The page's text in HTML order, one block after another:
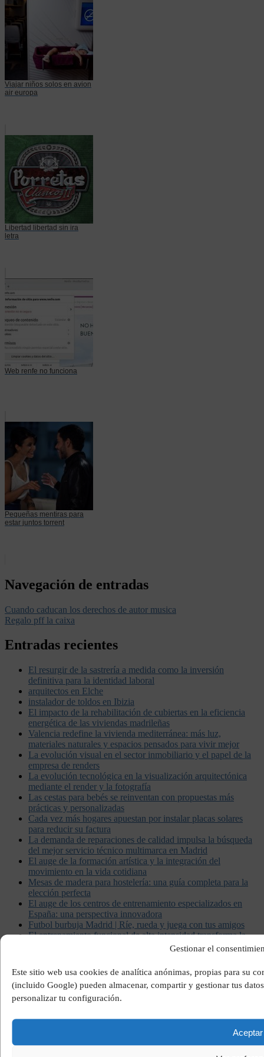
Gestionar el
Este sitio web usa cookies de analítica anónimas, propias para su
(incluido Google) pueden almacenar, compartir y gestionar tus
personalizar tu configuración.
Aceptar
Viajar niños solos en avion
air europa
Libertad libertad sin ira
letra
Web renfe no funciona
Pequeñas mentiras para
estar juntos torrent
Navegación de entradas
Cuando caducan los derechos de autor musica
Regalo pff la caixa
Entradas recientes
El resurgir de la sastrería a medida como la inversión
definitiva para la identidad laboral
arquitectos en Elche
instalador de toldos en Ibizia
El impacto de la rehabilitación de cubiertas en la eficiencia
energética de las viviendas madrileñas
Valencia redefine la vivienda mediterránea: más luz,
materiales naturales y espacios pensados para vivir mejor
La evolución visual en el sector inmobiliario y el papel de la
empresa de renders
La evolución tecnológica en la visualización arquitectónica
mediante el render y la fotografía
Las cestas para bebés se reinventan con propuestas más
prácticas y personalizadas
Cada vez más hogares apuestan por instalar placas solares
para reducir su factura
La demanda de reparaciones de calidad impulsa la búsqueda
del mejor servicio técnico multimarca en Madrid
El auge de la formación artística y la integración del
movimiento en la vida cotidiana
Mesas de madera para hostelería: una guía completa para la
elección perfecta
El auge de los centros de entrenamiento especializados en
España: una perspectiva innovadora
Futbol burbuja Madrid | Ríe, rueda y juega con tus amigos
El entrenamiento funcional de alta intensidad transforma la
El vaciado de pisos en Barcelona gana relevancia como
solución práctica y ecológica
La figura del personal trainer y su impacto en la salud y el
bienestar físico
derechos ciudadanos
Bufete de abogados en Sevilla: una guía completa sobre los